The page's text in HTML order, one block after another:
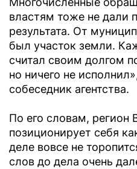
властям тоже не дали
результата. От
был участок земли.
считал своим долгом
но ничего не
собеседник агентства.
По его словам, регион
позиционирует себя
деле вовсе не
слов до дела очень